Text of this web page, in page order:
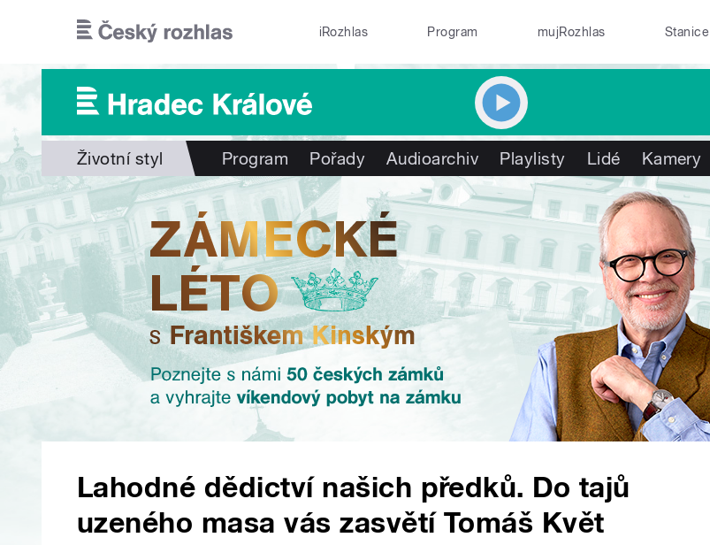
iRozhlas Program mujRozhlas Stanice
Životní styl Program Pořady Audioarchiv Playlisty Lidé Kamery
Lahodné dědictví našich předků. Do tajů
uzeného masa vás zasvětí Tomáš Květ